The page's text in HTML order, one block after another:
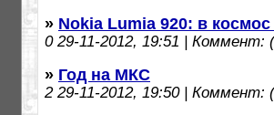
» Nokia Lumia 920: в
029-11-2012, 19:51 | Коммент:
» Год на МКС
229-11-2012, 19:50 | Коммент: